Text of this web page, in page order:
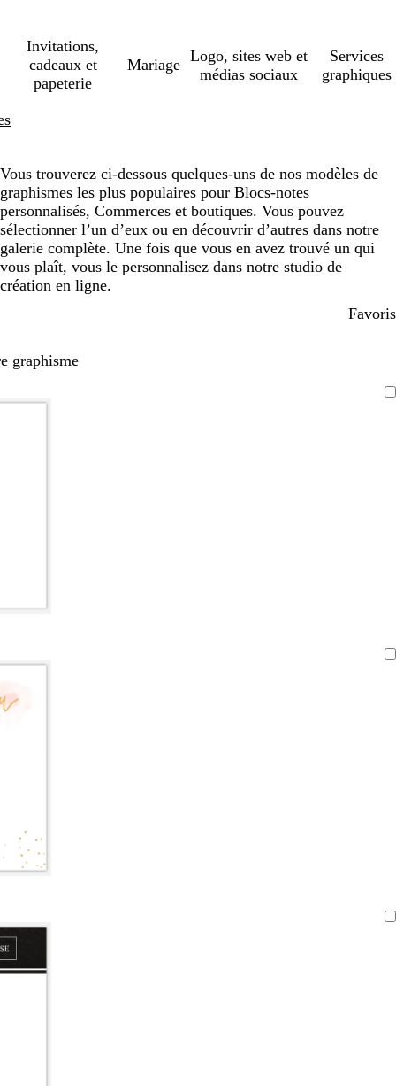
Invitations,
cadeaux et
papeterie
Mariage
Logo, sites web et
médias sociaux
Services
graphiques
Vous trouverez ci-dessous quelques-uns de nos modèles de
graphismes les plus populaires pour Blocs-notes
personnalisés, Commerces et boutiques. Vous pouvez
sélectionner l’un d’eux ou en découvrir d’autres dans notre
galerie complète. Une fois que vous en avez trouvé un qui
vous plaît, vous le personnalisez dans notre studio de
création en ligne.
Favoris
graphisme